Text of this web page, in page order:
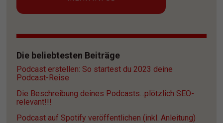
Die beliebtesten Beiträge
Podcast erstellen: So startest du 2023 deine
Podcast-Reise
Die Beschreibung deines Podcasts...plötzlich SEO-
relevant!!!
Podcast auf Spotify veröffentlichen (inkl. Anleitung)